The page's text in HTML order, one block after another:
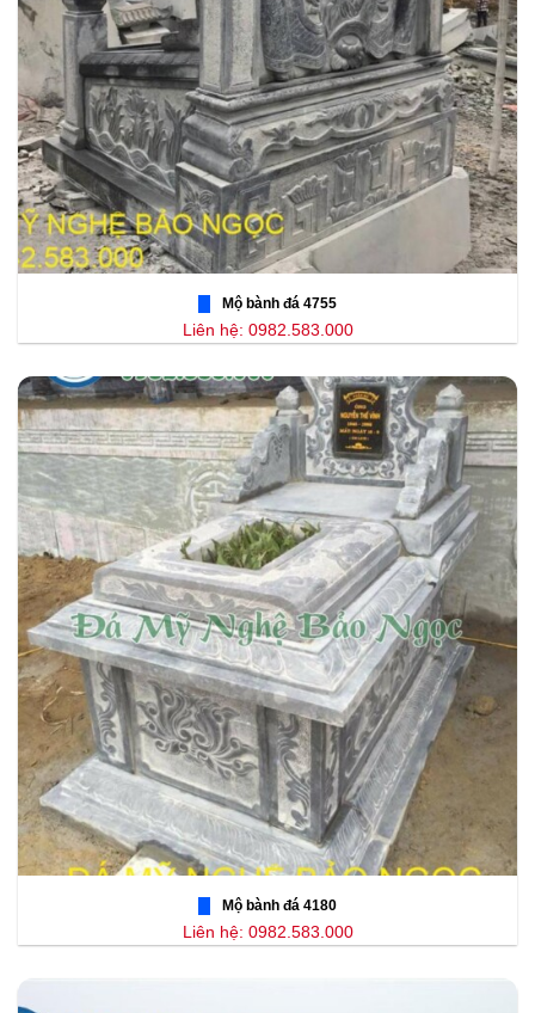
Mộ bành đá 4755
Liên hệ: 0982.583.000
Mộ bành đá 4180
Liên hệ: 0982.583.000